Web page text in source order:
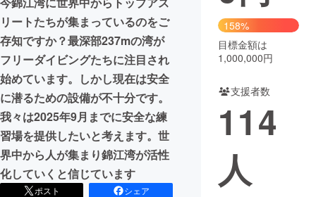
まちづくり・地域活性化
CAMPFIRE for Social Good
CAMPFIRE Creation
CAMPFIREふるさと納税 machi-ya コミュニティ
リートたちが集まっているのをご
存知ですか？最深部237mの湾が
フリーダイビングたちに注目され
始めています。しかし現在は安全
に潜るための設備が不十分です。
我々は2025年9月までに安全な練
習場を提供したいと考えます。世
界中から人が集まり錦江湾が活性
化していくと信じています
ポスト
シェア
158%
目標金額は
1,000,000円
支援者数
114
人